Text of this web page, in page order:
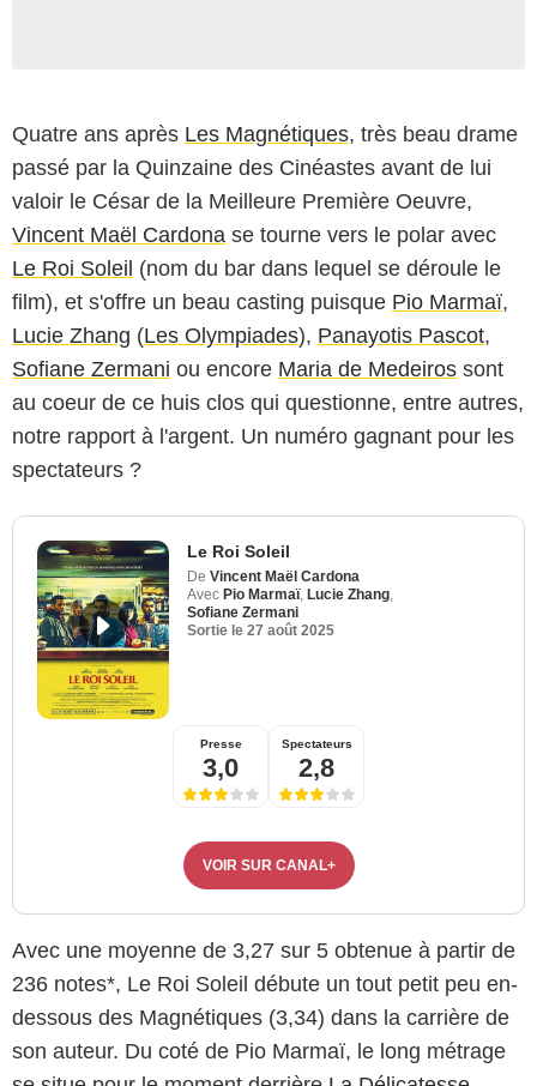
Quatre ans après Les Magnétiques, très beau drame
passé par la Quinzaine des Cinéastes avant de lui
valoir le César de la Meilleure Première Oeuvre,
Vincent Maël Cardona se tourne vers le polar avec
Le Roi Soleil (nom du bar dans lequel se déroule le
film), et s'offre un beau casting puisque Pio Marmaï,
Lucie Zhang (Les Olympiades), Panayotis Pascot,
Sofiane Zermani ou encore Maria de Medeiros sont
au coeur de ce huis clos qui questionne, entre autres,
notre rapport à l'argent. Un numéro gagnant pour les
spectateurs ?
Le Roi Soleil
De Vincent Maël Cardona
Avec Pio Marmaï, Lucie Zhang
Sofiane Zermani
Sortie le 27 août 2025
Presse
3,0
Spectateurs
2,8
VOIR SUR CANAL+
Avec une moyenne de 3,27 sur 5 obtenue à partir de
236 notes*, Le Roi Soleil débute un tout petit peu en-
dessous des Magnétiques (3,34) dans la carrière de
son auteur. Du coté de Pio Marmaï, le long métrage